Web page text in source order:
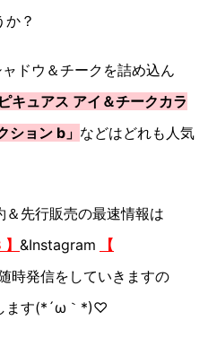
？
ドウ＆チークを詰め込ん
キュアス アイ＆チークカラ
ション b」 などはどれも人気
先行販売の最速情報は
&Instagram
【
時発信をしていきますの
ます(*´ω｀*)♡